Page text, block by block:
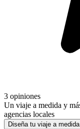
3 opiniones
Un viaje a medida y
agencias locales
Diseña tu viaje a medida